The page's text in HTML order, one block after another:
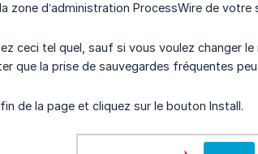
zone d’administration ProcessWire de votre
ceci tel quel, sauf si vous voulez changer
que la prise de sauvegardes fréquentes
de la page et cliquez sur le bouton Install.